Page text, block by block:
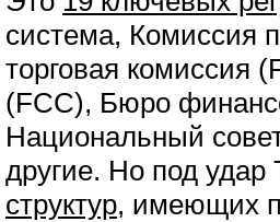
система, Комиссия
торговая комиссия
(FCC), Бюро
Национальный
другие. Но под
структур, имеющих